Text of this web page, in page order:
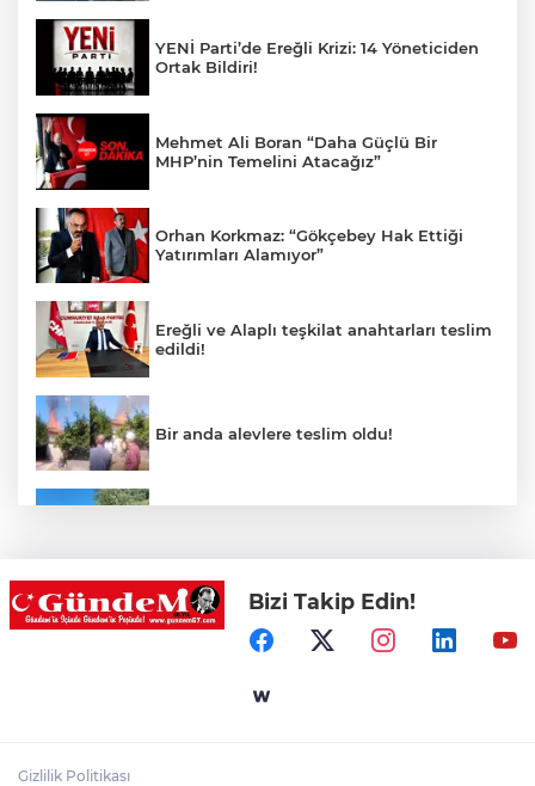
YENİ Parti’de Ereğli Krizi: 14 Yöneticiden
Ortak Bildiri!
Mehmet Ali Boran “Daha Güçlü Bir
MHP’nin Temelini Atacağız”
Orhan Korkmaz: “Gökçebey Hak Ettiği
Yatırımları Alamıyor”
Ereğli ve Alaplı teşkilat anahtarları teslim
edildi!
Bir anda alevlere teslim oldu!
Merdivende baygın bulundu hayatını
kaybetti!
Zonguldak sıcaktan bunaldı, sahillere
Bizi Takip Edin!
Gizlilik Politikası